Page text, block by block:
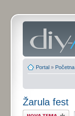
Portal » Početna
Žarula fest
Započni novu temu